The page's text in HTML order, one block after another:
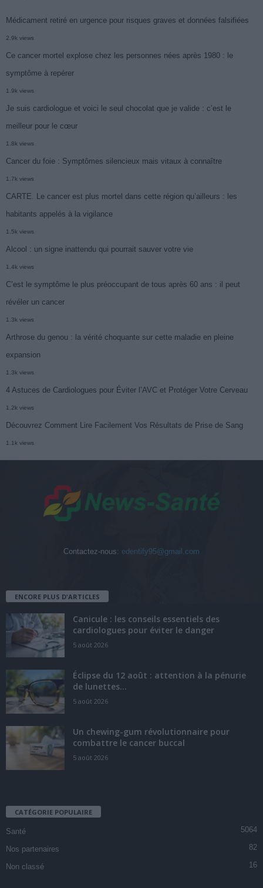
Médicament retiré en urgence pour risques graves et données falsifiées
2.9k views
Ce cancer mortel explose chez les personnes nées après 1980 : le
symptôme à repérer
1.9k views
Je suis cardiologue et voici le seul chocolat que je valide : c’est le
meilleur pour le cœur
1.8k views
Cancer du foie : Symptômes silencieux mais vitaux à connaître
1.7k views
CARTE. Le cancer est plus mortel dans cette région qu’ailleurs : les
habitants appelés à la vigilance
1.5k views
Alcool : un signe inattendu qui pourrait sauver votre vie
1.4k views
C’est le symptôme le plus préoccupant de tous après 60 ans : il peut
révéler un cancer
1.3k views
Arthrose du genou : la vérité choquante sur cette maladie en pleine
expansion
1.3k views
4 Astuces de Cardiologues pour Éviter l’AVC et Protéger Votre Cerveau
1.2k views
Découvrez Comment Lire Facilement Vos Résultats de Prise de Sang
1.1k views
Contactez-nous: edentify95@gmail.com
ENCORE PLUS D'ARTICLES
Canicule : les conseils essentiels des
cardiologues pour éviter le danger
5 août 2026
Éclipse du 12 août : attention à la pénurie
de lunettes...
5 août 2026
Un chewing-gum révolutionnaire pour
combattre le cancer buccal
5 août 2026
CATÉGORIE POPULAIRE
Santé 5064
Nos partenaires 82
Non classé 16